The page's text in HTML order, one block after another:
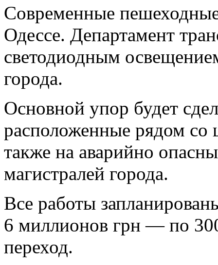
Современные
Одессе. Департамент
светодиодным
города.
Основной упор будет
расположенные рядом со
также на аварийно
магистралей города.
Все работы
6 миллионов грн — по
переход.